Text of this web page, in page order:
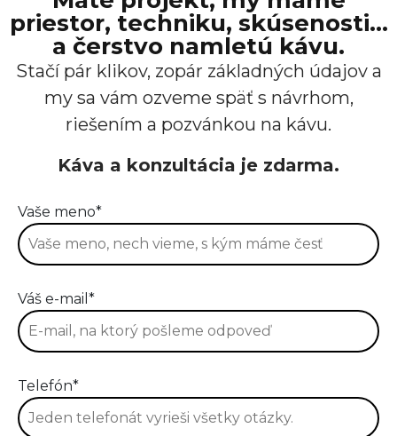
priestor, techniku, skúsenosti…
a čerstvo namletú kávu.
Stačí pár klikov, zopár základných údajov a
my sa vám ozveme späť s návrhom,
riešením a pozvánkou na kávu.
Káva a konzultácia je zdarma.
Vaše meno*
Váš e-mail*
Telefón*